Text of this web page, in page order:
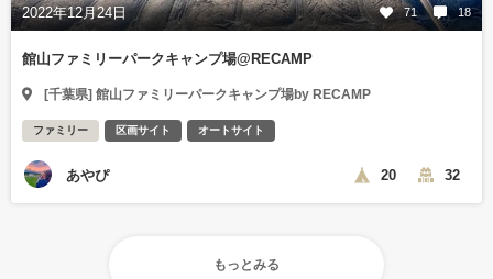
2022年12月24日 71 18
館山ファミリーパークキャンプ場@RECAMP
[千葉県] 館山ファミリーパークキャンプ場by RECAMP
ファミリー 区画サイト オートサイト
あやぴ 20 32
もっとみる